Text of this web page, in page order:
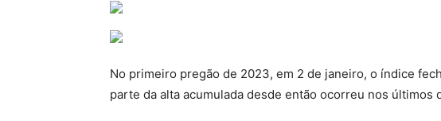
No primeiro pregão de 2023, em 2 de janeiro, o índice
parte da alta acumulada desde então ocorreu nos últimos